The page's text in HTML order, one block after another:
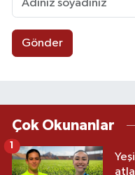
Gönder
Çok Okunanlar